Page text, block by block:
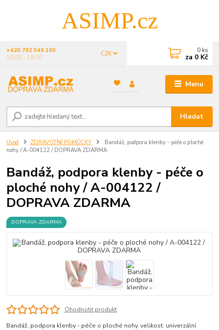
ASIMP.cz
Menu
CZK
Hledat
+420 702 549 100
10:00 - 18:00
0 ks
za 0 Kč
Úvod ZDRAVOTNÍ POMŮCKY
Bandáž, podpora klenby - péče o ploché
nohy / A-004122 / DOPRAVA ZDARMA
Bandáž, podpora klenby - péče o
ploché nohy / A-004122 /
DOPRAVA ZDARMA
DOPRAVA ZDARMA
Ohodnotit produkt
Bandáž, podpora klenby - péče o ploché nohy. velikost: univerzální